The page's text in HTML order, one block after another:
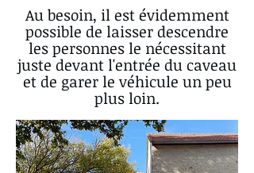
Au besoin, il est évidemment
possible de laisser descendre
les personnes le nécessitant
juste devant l'entrée du caveau
et de garer le véhicule un peu
plus loin.